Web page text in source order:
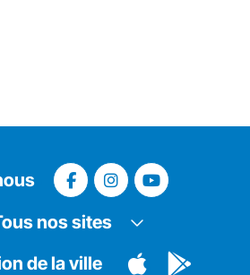
nos sites
de la ville